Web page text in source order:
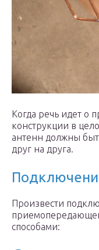
Когда речь идет о
конструкции в
антенн должны
друг на друга.
Произвести
способами: